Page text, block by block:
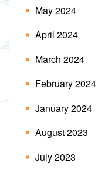
May 2024
April 2024
March 2024
February 2024
January 2024
August 2023
July 2023